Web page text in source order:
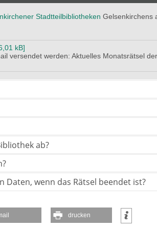
Stadtteilbibliotheken Gelsenkirchens
kB]
versendet werden: Aktuelles Monatsrätsel
ab?
wenn das Rätsel beendet ist?
drucken